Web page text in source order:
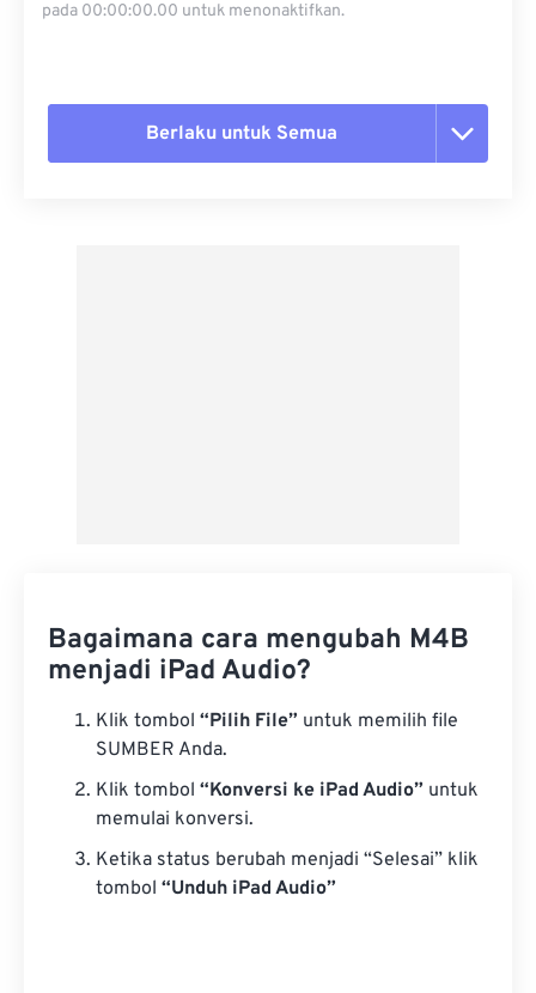
pada 00:00:00.00 untuk menonaktifkan.
Berlaku untuk Semua
Bagaimana cara mengubah M4B
menjadi iPad Audio?
Klik tombol “Pilih File” untuk memilih file
SUMBER Anda.
Klik tombol “Konversi ke iPad Audio” untuk
memulai konversi.
Ketika status berubah menjadi “Selesai” klik
tombol “Unduh iPad Audio”